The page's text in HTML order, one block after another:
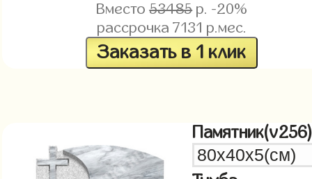
Вместо53485р. -20%
рассрочка7131 р.мес.
Заказать в 1 клик
Памятник(v256)